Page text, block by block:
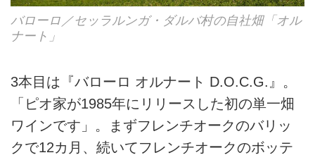
バローロ／セッラルンガ・ダルバ村の自社畑「オル
ナート」
3本目は『バローロ オルナート D.O.C.G.』。
「ピオ家が1985年にリリースした初の単一畑
ワインです」。まずフレンチオークのバリッ
クで12カ月、続いてフレンチオークのボッテ